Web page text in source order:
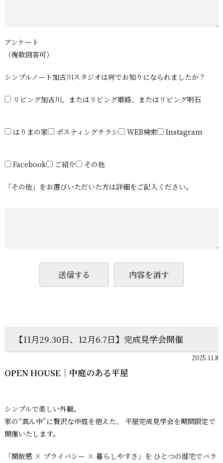
アンケート
（複数回答可）
シンプルノート加古川スタジオは何でお知りになられましたか？
リビング加古川、またはリビング姫路、またはリビング明石
はりまの家 ポスティングチラシ WEB検索 Instagram
Facebook ご紹介 その他
「その他」をお選びいただいた方は詳細をご記入ください。
送信する 内容を消す
【11月29.30日、12月6.7日】完成見学会開催
2025.11.8
OPEN HOUSE｜中庭のある平屋
シンプルで美しい外観。
家の“真ん中”に贅沢な中庭を抱えた、 平屋完成見学会を期間限定で
開催いたします。
「開放感 × プライバシー × 暮らしやすさ」を ひとつの邸宅でバラ